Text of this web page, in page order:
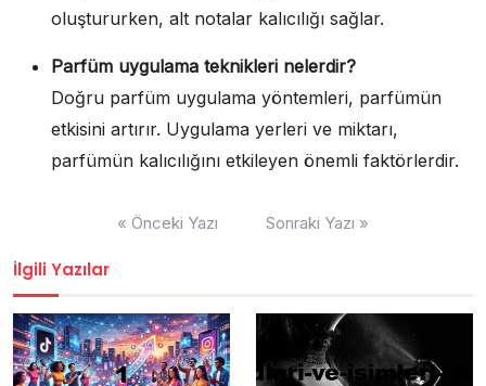
oluştururken, alt notalar kalıcılığı sağlar.
Parfüm uygulama teknikleri nelerdir?
Doğru parfüm uygulama yöntemleri, parfümün
etkisini artırır. Uygulama yerleri ve miktarı,
parfümün kalıcılığını etkileyen önemli faktörlerdir.
« Önceki Yazı Sonraki Yazı »
İlgili Yazılar